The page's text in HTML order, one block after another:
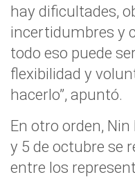
hay dificultades,
incertidumbres y
todo eso puede
flexibilidad y
hacerlo”, apuntó.
En otro orden,
y 5 de octubre se
entre los